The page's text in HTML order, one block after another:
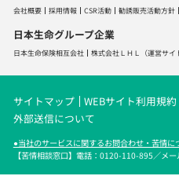
会社概要 採用情報 CSR活動 勧誘販売活動方針
日本生命グループ企業
日本生命保険相互会社 株式会社ＬＨＬ （運営サイ
サイトマップ WEBサイト利用規約
外部送信について
●当社のサービスに関するお問合わせ・苦情に
【苦情相談窓口】電話：0120-110-895／メ